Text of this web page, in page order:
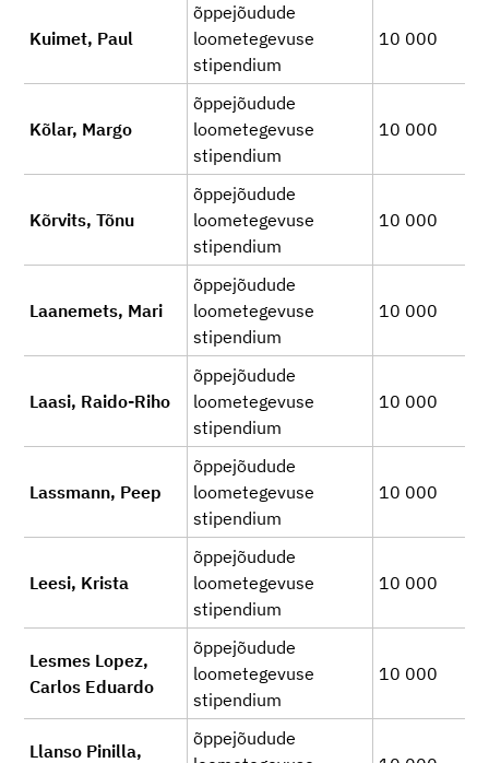
Kuimet, Paul
õppejõudude
loometegevuse
stipendium
10 000
Kõlar, Margo
õppejõudude
loometegevuse
stipendium
10 000
Kõrvits, Tõnu
õppejõudude
loometegevuse
stipendium
10 000
Laanemets, Mari
õppejõudude
loometegevuse
stipendium
10 000
Laasi, Raido-Riho
õppejõudude
loometegevuse
stipendium
10 000
Lassmann, Peep
õppejõudude
loometegevuse
stipendium
10 000
Leesi, Krista
õppejõudude
loometegevuse
stipendium
10 000
Lesmes Lopez,
Carlos Eduardo
õppejõudude
loometegevuse
stipendium
10 000
Llanso Pinilla,
õppejõudude